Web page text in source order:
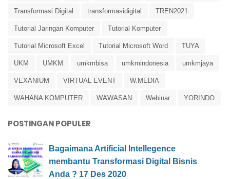
Transformasi Digital transformasidigital TREN2021
Tutorial Jaringan Komputer Tutorial Komputer
Tutorial Microsoft Excel Tutorial Microsoft Word TUYA
UKM UMKM umkmbisa umkmindonesia umkmjaya
VEXANIUM VIRTUAL EVENT W.MEDIA
WAHANA KOMPUTER WAWASAN Webinar YORINDO
POSTINGAN POPULER
Bagaimana Artificial Intellegence
membantu Transformasi Digital Bisnis
Anda ? 17 Des 2020